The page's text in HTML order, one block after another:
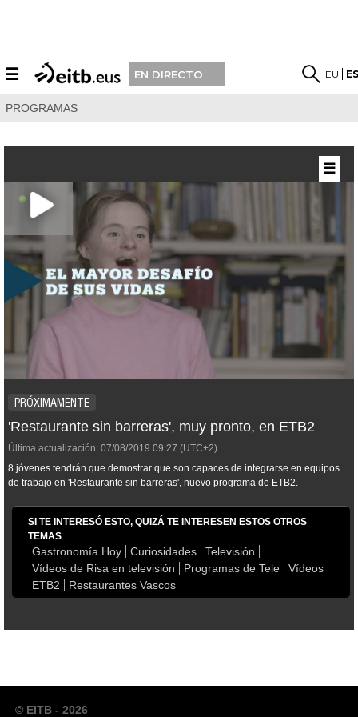
☰ EN DIRECTO EU
PROGRAMAS
PRÓXIMAMENTE
'Restaurante sin barreras', muy pronto, en ETB2
Última actualización: 07/08/2019 09:27 (UTC+2)
8 jóvenes tendrán que demostrar que son capaces de integrarse en equipos
de trabajo en 'Restaurante sin barreras', nuevo programa de ETB2.
SI TE INTERESÓ ESTO, QUIZÁ TE INTERESEN ESTOS OTROS
TEMAS
Gastronomía Hoy Curiosidades
Televisión
Vídeos de Risa en televisión
Programas de Tele
Vídeos
ETB2
Restaurantes Vascos
☰
© EITB - 2026